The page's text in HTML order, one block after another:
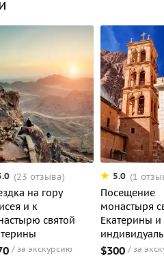
(23 отзыва)
на гору
и к
святой
за экскурсию
5.0 (1
Посещение
монастыря
Екатерины
$300 за